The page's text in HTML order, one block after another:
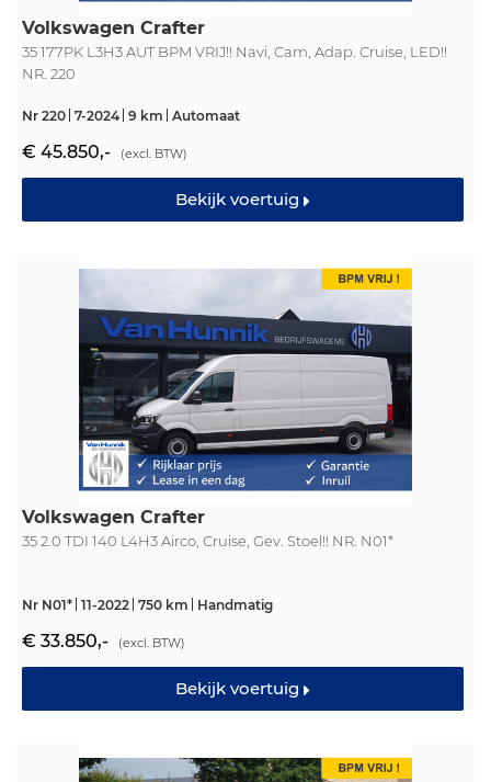
Volkswagen Crafter
35 177PK L3H3 AUT BPM VRIJ!! Navi, Cam, Adap. Cruise, LED!!
NR. 220
Nr 220 7-2024 9 km Automaat
€ 45.850,- (excl. BTW)
Bekijk voertuig
Volkswagen Crafter
35 2.0 TDI 140 L4H3 Airco, Cruise, Gev. Stoel!! NR. N01*
Nr N01* 11-2022 750 km Handmatig
€ 33.850,- (excl. BTW)
Bekijk voertuig